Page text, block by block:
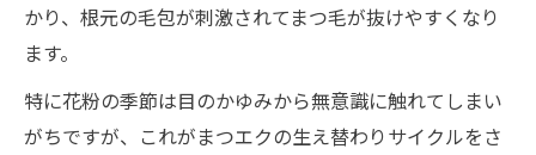
かり、根元の毛包が刺激されてまつ毛が抜けやすくなり
ます。
特に花粉の季節は目のかゆみから無意識に触れてしまい
がちですが、これがまつエクの生え替わりサイクルをさ